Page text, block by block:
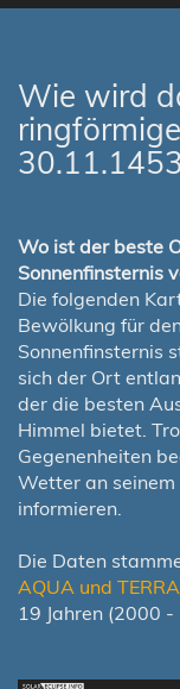
Wie wird
Wo ist der beste
Sonnenfinsternis
Die folgenden
Bewölkung für
Sonnenfinsternis
sich der Ort
der die besten
Himmel bietet.
Gegenenheiten
Wetter an
informieren.
Die Daten
AQUA und TERRA
19 Jahren (2000